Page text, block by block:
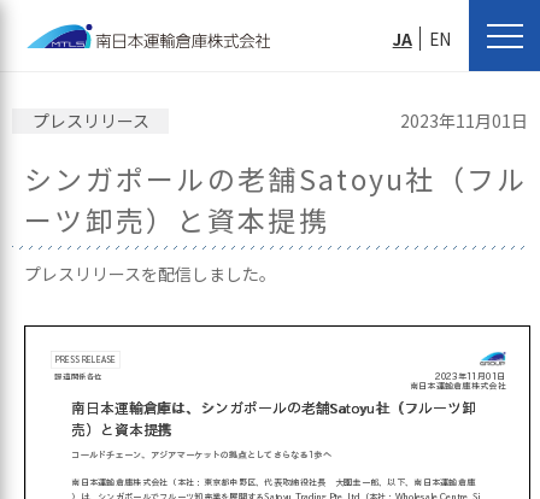
JA EN
プレスリリース 2023年11月01日
シンガポールの老舗Satoyu社（フル
ーツ卸売）と資本提携
プレスリリースを配信しました。